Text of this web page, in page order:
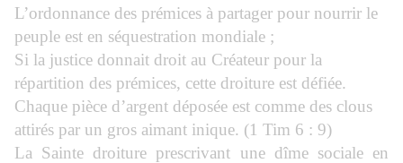
L’ordonnance des prémices à partager pour nourrir le
peuple est en séquestration mondiale ;
Si la justice donnait droit au Créateur pour la
répartition des prémices, cette droiture est défiée.
Chaque pièce d’argent déposée est comme des clous
attirés par un gros aimant inique. (1 Tim 6 : 9)
La Sainte droiture prescrivant une dîme sociale en